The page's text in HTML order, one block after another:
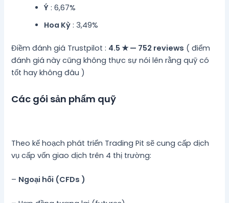
Ý : 6,67%
Hoa Kỳ : 3,49%
Điềm đánh giá Trustpilot : 4.5 ★ — 752 reviews ( điểm
đánh giá này cũng không thực sự nói lên rằng quỹ có
tốt hay không đâu )
Các gói sản phẩm quỹ
Theo kế hoạch phát triển Trading Pit sẽ cung cấp dịch
vụ cấp vốn giao dịch trên 4 thị trường:
– Ngoại hối (CFDs )